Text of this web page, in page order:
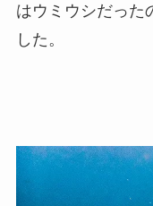
はウミウシだった
した。